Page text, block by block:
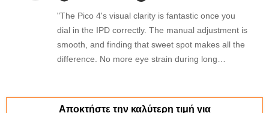
"The Pico 4's visual clarity is fantastic once you
dial in the IPD correctly. The manual adjustment is
smooth, and finding that sweet spot makes all the
difference. No more eye strain during long
Αποκτήστε την καλύτερη τιμή για